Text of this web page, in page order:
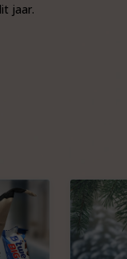
jaar.